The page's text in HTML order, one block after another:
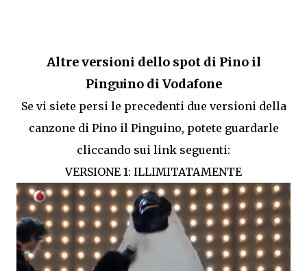
Altre versioni dello spot di Pino il
Pinguino di Vodafone
Se vi siete persi le precedenti due versioni della
canzone di Pino il Pinguino, potete guardarle
cliccando sui link seguenti:
VERSIONE 1: ILLIMITATAMENTE